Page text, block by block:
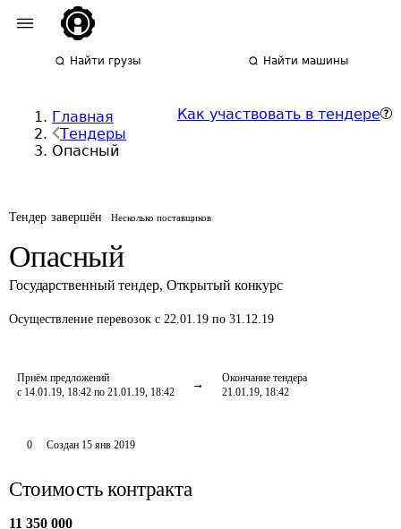
Найти грузы Найти машины
Главная
Тендеры
Опасный
Как участвовать в тендере
Тендер завершён Несколько поставщиков
Опасный
Государственный тендер, Открытый конкурс
Осуществление перевозок с 22.01.19 по 31.12.19
Приём предложений
с 14.01.19, 18:42 по 21.01.19, 18:42
Окончание тендера
21.01.19, 18:42
0 Создан 15 янв 2019
Стоимость контракта
11 350 000